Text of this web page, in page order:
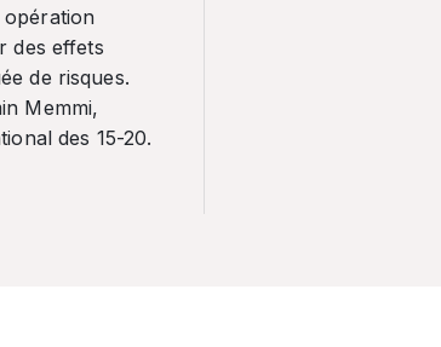
opération
des effets
de risques.
Memmi,
des 15-20.